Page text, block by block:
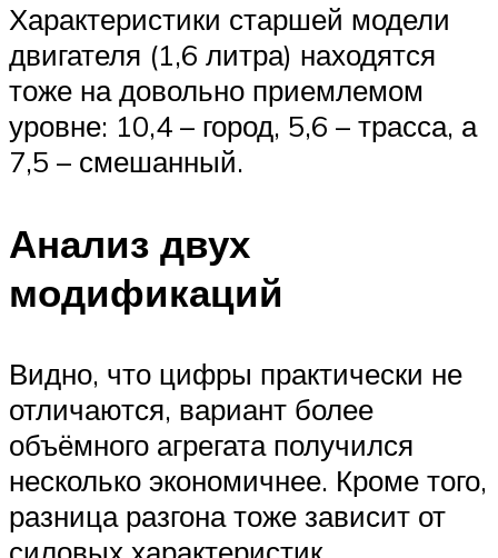
Характеристики старшей модели
двигателя (1,6 литра) находятся
тоже на довольно приемлемом
уровне: 10,4 – город, 5,6 – трасса, а
7,5 – смешанный.
Анализ двух
модификаций
Видно, что цифры практически не
отличаются, вариант более
объёмного агрегата получился
несколько экономичнее. Кроме того,
разница разгона тоже зависит от